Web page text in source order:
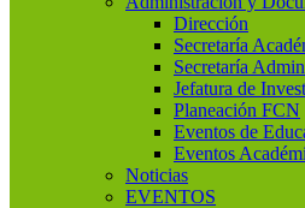
Dirección
Secretaría
Secretaría
Jefatura de
Planeación FCN
Eventos de
Eventos
Noticias
EVENTOS